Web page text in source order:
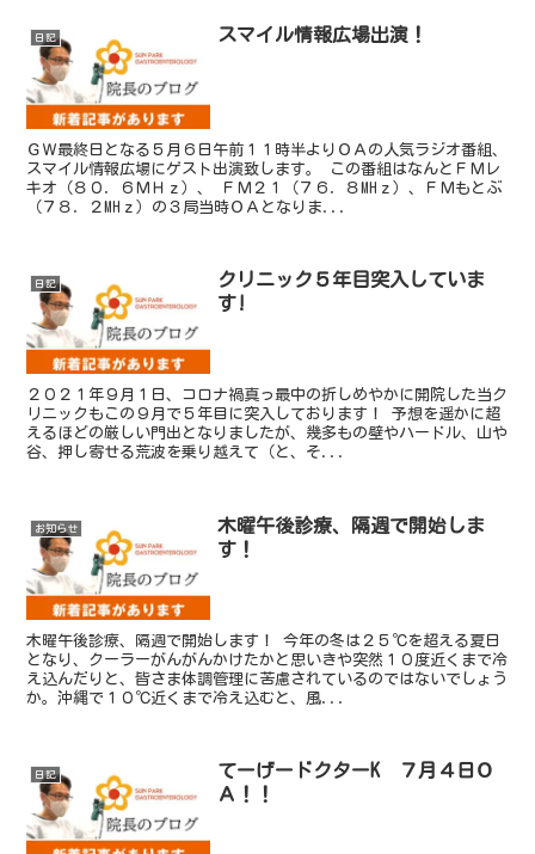
日記 スマイル情報広場出演！
ＧＷ最終日となる５月６日午前１１時半よりＯＡの人気ラジオ番組、
スマイル情報広場にゲスト出演致します。 この番組はなんとＦＭレ
キオ（８０．６ＭＨｚ）、 ＦＭ２１（７６．８MHｚ）、ＦＭもとぶ
（７８．２MHｚ）の３局当時ＯＡとなりま...
日記
クリニック５年目突入していま
す!
２０２１年９月１日、コロナ禍真っ最中の折しめやかに開院した当ク
リニックもこの９月で５年目に突入しております！ 予想を遥かに超
えるほどの厳しい門出となりましたが、幾多もの壁やハードル、山や
谷、押し寄せる荒波を乗り越えて（と、そ...
お知らせ
木曜午後診療、隔週で開始しま
す！
木曜午後診療、隔週で開始します！ 今年の冬は２５℃を超える夏日
となり、クーラーがんがんかけたかと思いきや突然１０度近くまで冷
え込んだりと、皆さま体調管理に苦慮されているのではないでしょう
か。沖縄で１０℃近くまで冷え込むと、風...
日記
てーげードクターK ７月４日Ｏ
Ａ！！